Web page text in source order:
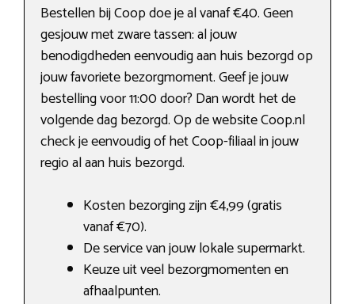
Bestellen bij Coop doe je al vanaf €40. Geen
gesjouw met zware tassen: al jouw
benodigdheden eenvoudig aan huis bezorgd op
jouw favoriete bezorgmoment. Geef je jouw
bestelling voor 11:00 door? Dan wordt het de
volgende dag bezorgd. Op de website Coop.nl
check je eenvoudig of het Coop-filiaal in jouw
regio al aan huis bezorgd.
Kosten bezorging zijn €4,99 (gratis
vanaf €70).
De service van jouw lokale supermarkt.
Keuze uit veel bezorgmomenten en
afhaalpunten.